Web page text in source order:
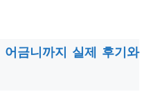
금니까지 실제 후기와